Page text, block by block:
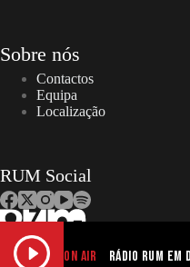
Sobre nós
Contactos
Equipa
Localização
RUM Social
Copyright © 2026 – RUM |
ON AIR Rádio RUM